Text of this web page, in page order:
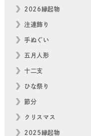
2026縁起物
注連飾り
手ぬぐい
五月人形
十二支
ひな祭り
節分
クリスマス
2025縁起物